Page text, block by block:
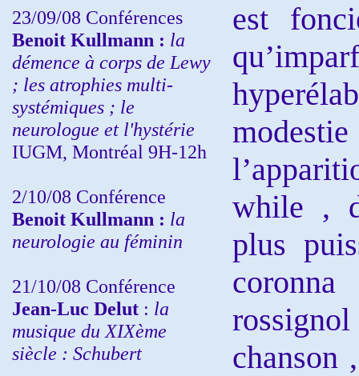
23/09/08 Conférences
Benoit Kullmann : la
démence à corps de Lewy
; les atrophies multi-
systémiques ; le
neurologue et l'hystérie
IUGM, Montréal 9H-12h
2/10/08 Conférence
Benoit Kullmann : la
neurologie au féminin
21/10/08 Conférence
Jean-Luc Delut : la
musique du XIXème
siècle : Schubert
est
while ,
plus
chanson